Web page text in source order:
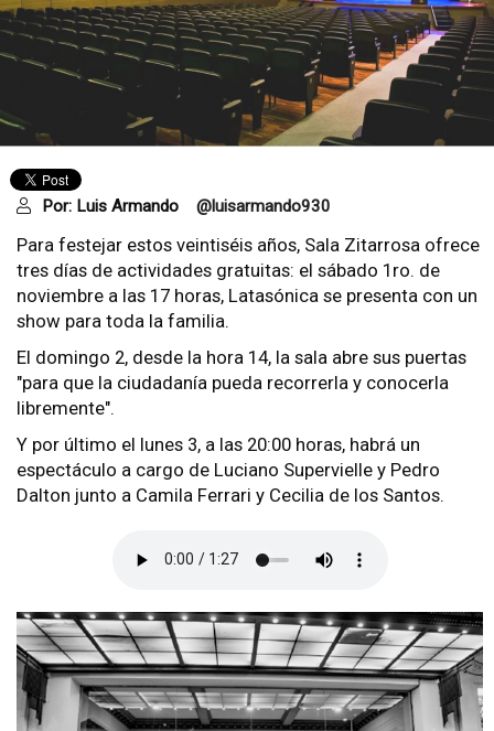
Por: Luis Armando @luisarmando930
Para festejar estos veintiséis años, Sala Zitarrosa ofrece
tres días de actividades gratuitas: el sábado 1ro. de
noviembre a las 17 horas, Latasónica se presenta con un
show para toda la familia.
El domingo 2, desde la hora 14, la sala abre sus puertas
"para que la ciudadanía pueda recorrerla y conocerla
libremente".
Y por último el lunes 3, a las 20:00 horas, habrá un
espectáculo a cargo de Luciano Supervielle y Pedro
Dalton junto a Camila Ferrari y Cecilia de los Santos.